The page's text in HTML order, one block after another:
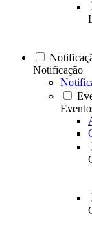
Notificação